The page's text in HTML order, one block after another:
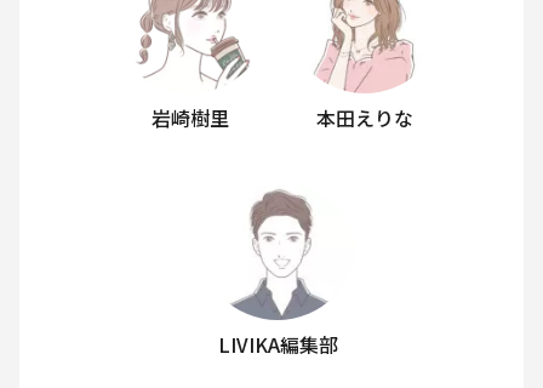
岩崎樹里 本田えりな
LIVIKA編集部